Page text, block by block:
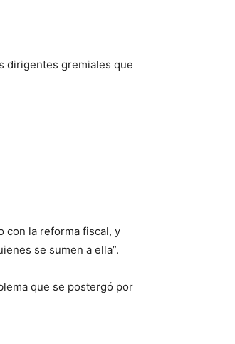
dirigentes gremiales que
con la reforma fiscal, y
se sumen a ella”.
que se postergó por